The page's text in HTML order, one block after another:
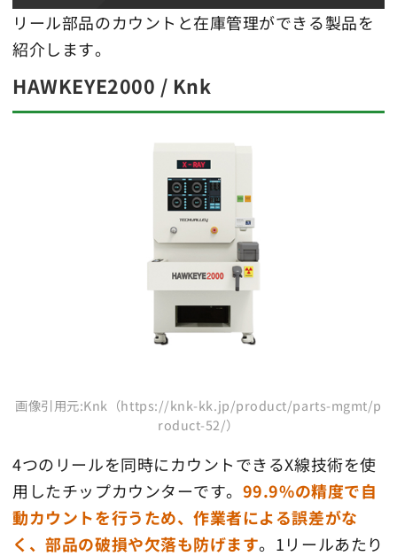
リール部品のカウントと在庫管理ができる製品を
紹介します。
HAWKEYE2000 / Knk
画像引用元:Knk（https://knk-kk.jp/product/parts-mgmt/p
roduct-52/）
4つのリールを同時にカウントできるX線技術を使
用したチップカウンターです。 99.9%の精度で自
動カウントを行うため、作業者による誤差がな
く、部品の破損や欠落も防げます。1リールあたり